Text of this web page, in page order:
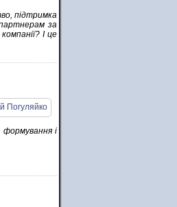
підтримка
партнерам за
І це
формування і